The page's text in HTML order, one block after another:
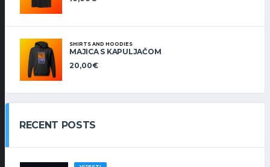
SHIRTS AND HOODIES
MAJICA S KAPULJAČOM
20,00€
RECENT POSTS